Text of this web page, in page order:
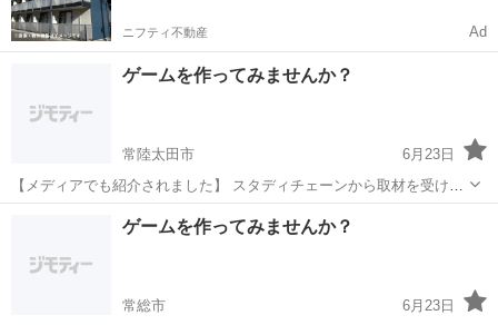
ニフティ不動産 Ad
ゲームを作ってみませんか？
常陸太田市
6月23日
【メディアでも紹介されました】 スタディチェーンから取材を受け、
当塾の指導方針が紹介されました。 取材記事から 「現役エンジニアの
知見を活かした 生徒中心の教育」として高く評価いただいています。
常陸太田市 プログラミング
ゲームを作ってみませんか？
常総市 6月23日